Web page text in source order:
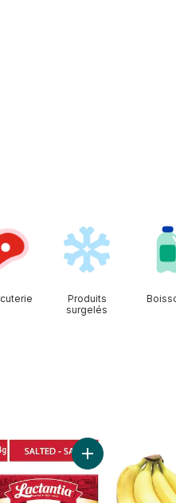
Produits
surgelés
au panier
au panier Ajouter Beurre